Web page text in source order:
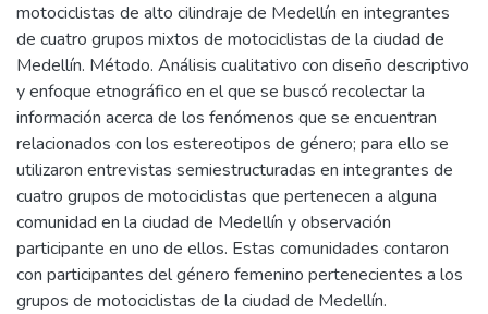
motociclistas de alto cilindraje de Medellín en integrantes
de cuatro grupos mixtos de motociclistas de la ciudad de
Medellín. Método. Análisis cualitativo con diseño descriptivo
y enfoque etnográfico en el que se buscó recolectar la
información acerca de los fenómenos que se encuentran
relacionados con los estereotipos de género; para ello se
utilizaron entrevistas semiestructuradas en integrantes de
cuatro grupos de motociclistas que pertenecen a alguna
comunidad en la ciudad de Medellín y observación
participante en uno de ellos. Estas comunidades contaron
con participantes del género femenino pertenecientes a los
grupos de motociclistas de la ciudad de Medellín.